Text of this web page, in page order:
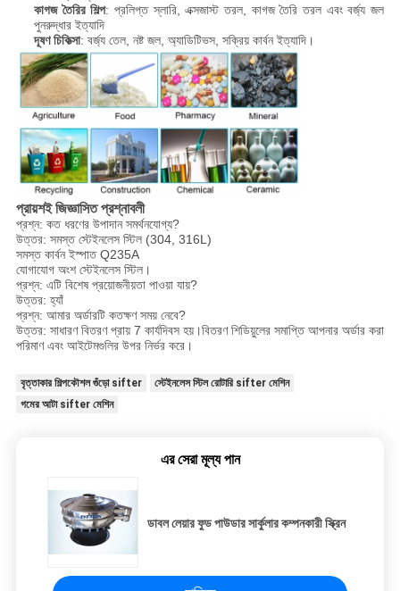
কাগজ তৈরির শিল্প: প্রলিপ্ত স্লারি, এক্সজাস্ট তরল, কাগজ তৈরি তরল এবং বর্জ্য জল
পুনরুদ্ধার ইত্যাদি
দূষণ চিকিত্সা: বর্জ্য তেল, নষ্ট জল, অ্যাডিটিভস, সক্রিয় কার্বন ইত্যাদি।
প্রায়শই জিজ্ঞাসিত প্রশ্নাবলী
প্রশ্ন: কত ধরণের উপাদান সমর্থনযোগ্য?
উত্তর: সমস্ত স্টেইনলেস স্টিল (304, 316L)
সমস্ত কার্বন ইস্পাত Q235A
যোগাযোগ অংশ স্টেইনলেস স্টিল।
প্রশ্ন: এটি বিশেষ প্রয়োজনীয়তা পাওয়া যায়?
উত্তর: হ্যাঁ
প্রশ্ন: আমার অর্ডারটি কতক্ষণ সময় নেবে?
উত্তর: সাধারণ বিতরণ প্রায় 7 কার্যদিবস হয়।বিতরণ শিডিয়ুলের সমাপ্তি আপনার অর্ডার করা
পরিমাণ এবং আইটেমগুলির উপর নির্ভর করে।
বৃত্তাকার শিল্পকৌশল গুঁড়ো sifter
স্টেইনলেস স্টিল রোটারি sifter মেশিন
গমের আটা sifter মেশিন
এর সেরা মূল্য পান
ডাবল লেয়ার ফুড পাউডার সার্কুলার কম্পনকারী স্ক্রিন